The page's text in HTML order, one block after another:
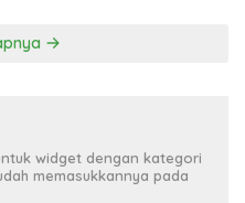
widget dengan kategori
memasukkannya pada